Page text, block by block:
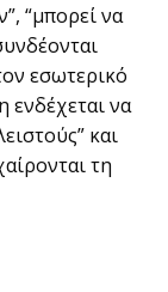
“μπορεί να
εσωτερικό
ενδέχεται να
και
τη